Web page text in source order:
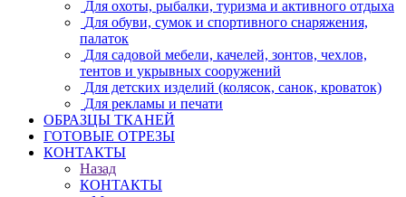
Для охоты, рыбалки, туризма и активного отдыха
Для обуви, сумок и спортивного снаряжения,
палаток
Для садовой мебели, качелей, зонтов, чехлов,
тентов и укрывных сооружений
Для детских изделий (колясок, санок, кроваток)
Для рекламы и печати
ОБРАЗЦЫ ТКАНЕЙ
ГОТОВЫЕ ОТРЕЗЫ
КОНТАКТЫ
Назад
КОНТАКТЫ